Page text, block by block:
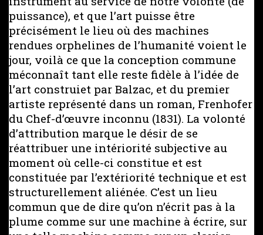
puissance), et que l’art puisse être
précisément le lieu où des machines
rendues orphelines de l’humanité voient le
jour, voilà ce que la conception commune
méconnaît tant elle reste fidèle à l’idée de
l’art construiet par Balzac, et du premier
artiste représenté dans un roman, Frenhofer
du Chef-d’œuvre inconnu (1831). La volonté
d’attribution marque le désir de se
réattribuer une intériorité subjective au
moment où celle-ci constitue et est
constituée par l’extériorité technique et est
structurellement aliénée. C’est un lieu
commun que de dire qu’on n’écrit pas à la
plume comme sur une machine à écrire, sur